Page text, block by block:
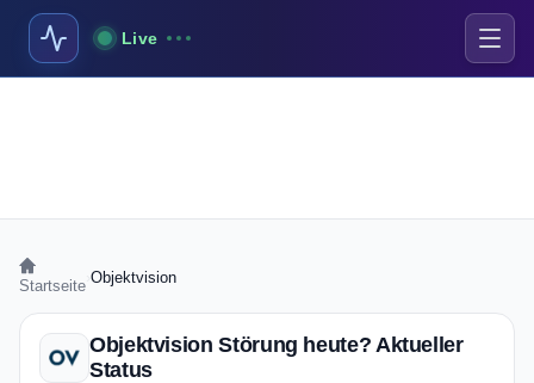
Live
Startseite Objektvision
Objektvision Störung heute? Aktueller
Status